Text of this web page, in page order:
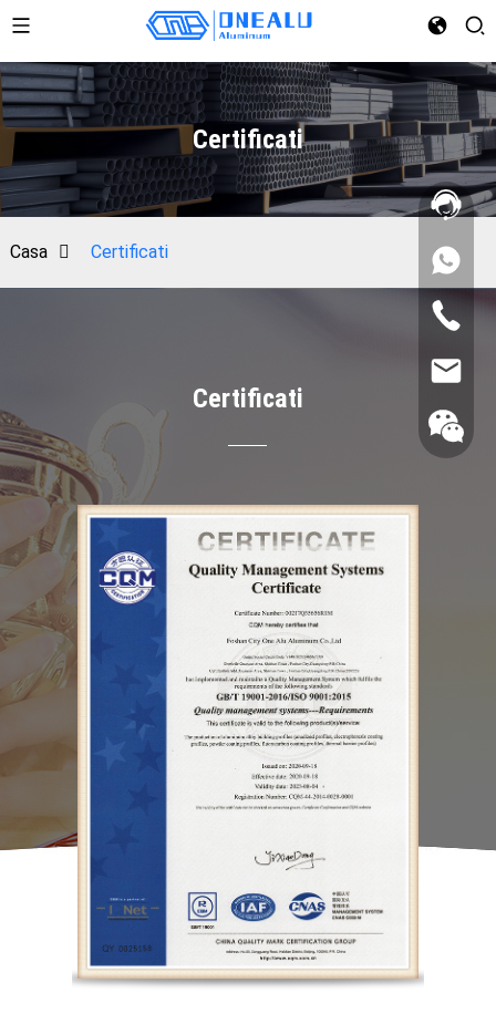
Certificati
Casa Certificati
Certificati